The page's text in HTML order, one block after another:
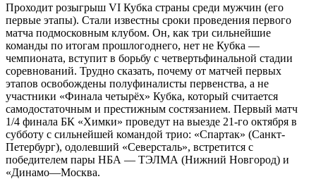
Проходит розыгрыш VI Кубка страны среди мужчин (его
первые этапы). Стали известны сроки проведения первого
матча подмосковным клубом. Он, как три сильнейшие
команды по итогам прошлогоднего, нет не Кубка —
чемпионата, вступит в борьбу с четвертьфинальной стадии
соревнований. Трудно сказать, почему от матчей первых
этапов освобождены полуфиналисты первенства, а не
участники «Финала четырёх» Кубка, который считается
самодостаточным и престижным состязанием. Первый матч
1/4 финала БК «Химки» проведут на выезде 21-го октября в
субботу с сильнейшей командой трио: «Спартак» (Санкт-
Петербург), одолевший «Северсталь», встретится с
победителем пары НБА — ТЭЛМА (Нижний Новгород) и
«Динамо—Москва.